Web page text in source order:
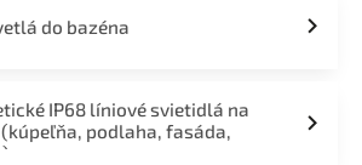
do bazéna
IP68 líniové svietidlá na
podlaha, fasáda,